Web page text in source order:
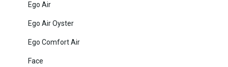
Ego Air
Ego Air Oyster
Ego Comfort Air
Face